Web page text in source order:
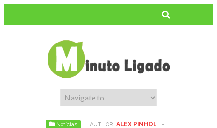
Notícias AUTHOR: ALEX PINHOL
-